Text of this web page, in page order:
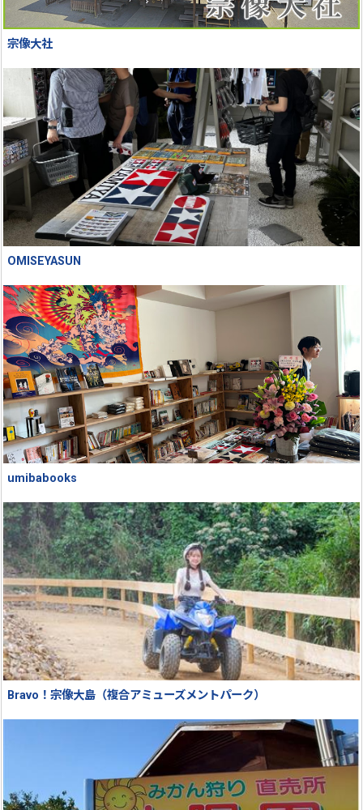
宗像大社
OMISEYASUN
umibabooks
Bravo！宗像大島（複合アミューズメントパーク）